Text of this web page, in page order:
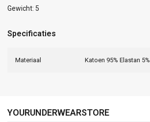
Gewicht: 5
Specificaties
Materiaal Katoen 95% Elastan 5%
YOURUNDERWEARSTORE